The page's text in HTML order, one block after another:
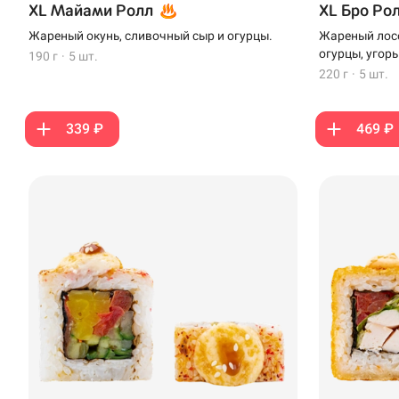
XL Майами Ролл
Жареный окунь, сливочный сыр и огурцы.
190 г · 5 шт.
339 ₽
XL Бро
Жареный
огурцы,
220 г · 5 шт.
469 ₽